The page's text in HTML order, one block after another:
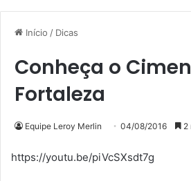
Início / Dicas
Conheça o
Fortaleza
Equipe Leroy Merlin 04/08/2016 2
https://youtu.be/piVcSXsdt7g